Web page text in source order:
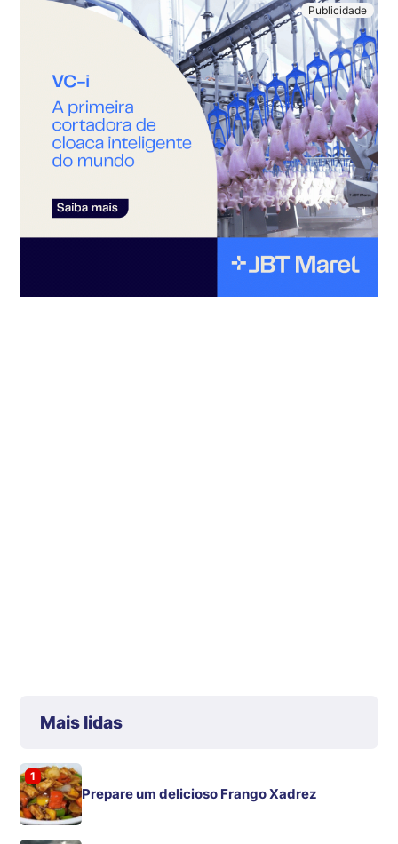
Mais lidas
1
Prepare um delicioso Frango Xadrez